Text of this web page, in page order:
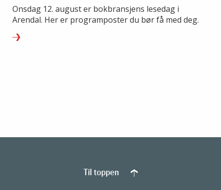
Onsdag 12. august er bokbransjens lesedag i
Arendal. Her er programposter du bør få med deg.
Til toppen